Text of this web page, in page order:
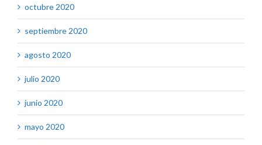
octubre 2020
septiembre 2020
agosto 2020
julio 2020
junio 2020
mayo 2020